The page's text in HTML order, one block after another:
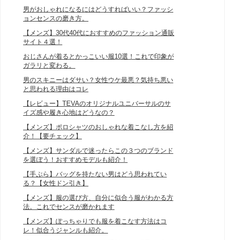
男がおしゃれになるにはどうすればいい？ファッシ
ョンセンスの磨き方。
【メンズ】30代40代におすすめのファッション通販
サイト４選！
おじさんが着るとかっこいい服10選！これで印象が
ガラリと変わる。
男のスキニーはダサい？女性ウケ最悪？気持ち悪い
と思われる理由はコレ
【レビュー】TEVAのオリジナルユニバーサルのサ
イズ感や履き心地はどうなの？
【メンズ】ポロシャツのおしゃれな着こなし方を紹
介！【要チェック】
【メンズ】サンダルで迷ったらこの３つのブランド
を選ぼう！おすすめモデルも紹介！
【手ぶら】バッグを持たない男はどう思われてい
る？【女性ドン引き】
【メンズ】服の選び方、自分に似合う服がわかる方
法。これでセンスが磨かれます
【メンズ】ぽっちゃりでも服を着こなす方法はコ
レ！似合うジャンルも紹介。